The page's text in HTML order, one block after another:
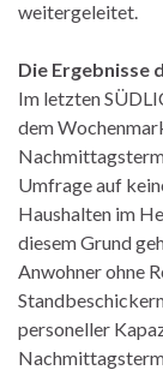
weitergeleitet.
Die Ergebnisse
Im letzten
dem
Umfrage auf
Haushalten im
diesem Grund
Anwohner ohne
personeller